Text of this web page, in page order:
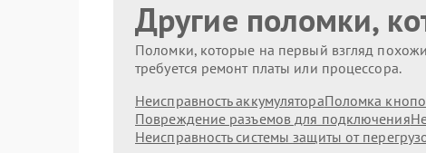
Другие поломки,
Поломки, которые на первый взгляд
требуется ремонт платы или процессора.
Неисправность аккумулятораПоломка
Повреждение разъемов для подключения
Неисправность системы защиты от